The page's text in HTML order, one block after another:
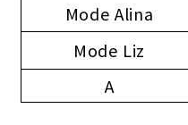
Mode Alina
Mode Liz
A